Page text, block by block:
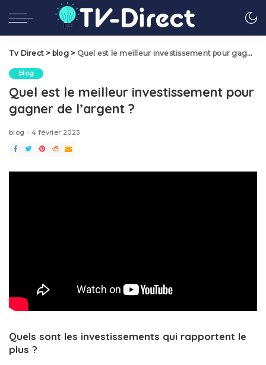
Tv Direct > blog> Quel est le meilleur investissement pour gagner de l’argent ?
blog
Quel est le meilleur investissement pour
gagner de l’argent ?
blog 4 février 2023
Quels sont les investissements qui rapportent le
plus ?